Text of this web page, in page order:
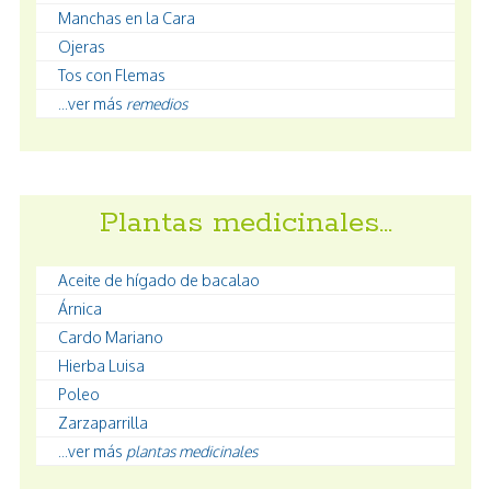
Manchas en la Cara
Ojeras
Tos con Flemas
...ver más remedios
Plantas medicinales…
Aceite de hígado de bacalao
Árnica
Cardo Mariano
Hierba Luisa
Poleo
Zarzaparrilla
...ver más plantas medicinales